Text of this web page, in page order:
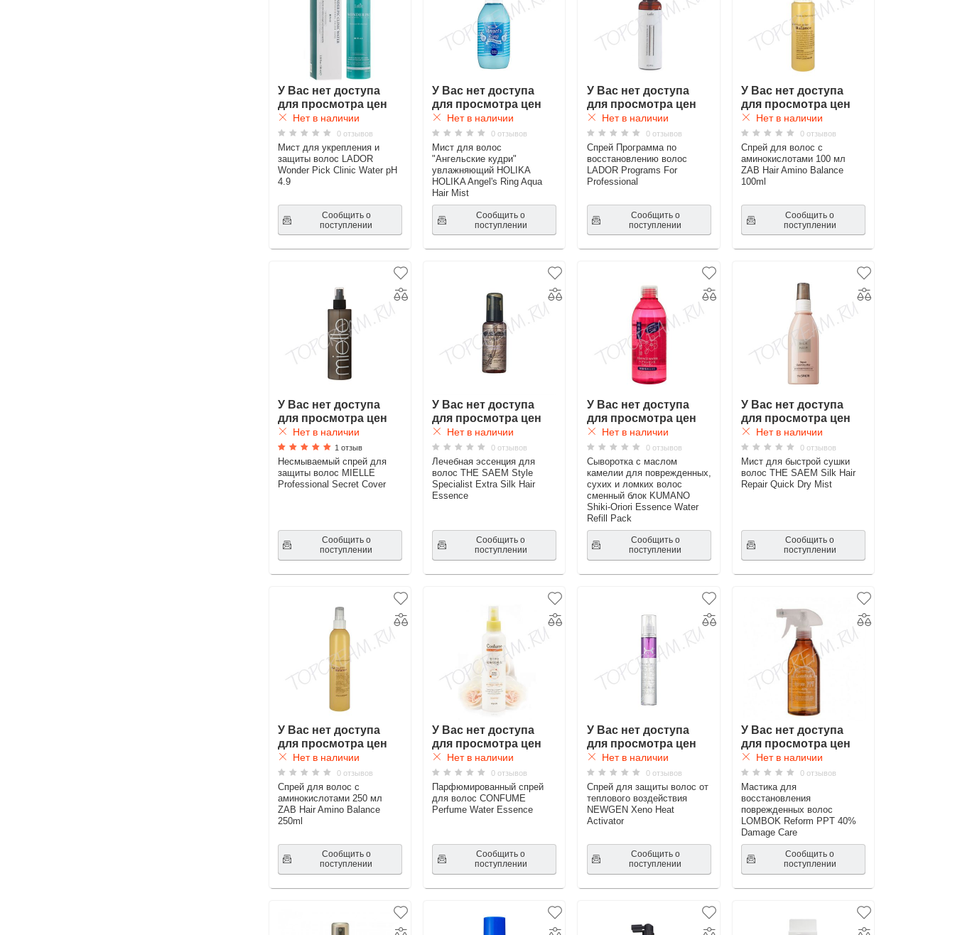
У Вас нет доступа
для просмотра цен
Нет в наличии
0 отзывов
Мист для укрепления и
защиты волос LADOR
Wonder Pick Clinic Water pH
4.9
Сообщить о
поступлении
У Вас нет доступа
для просмотра цен
Нет в наличии
0 отзывов
Мист для волос
"Ангельские кудри"
увлажняющий HOLIKA
HOLIKA Angel's Ring Aqua
Hair Mist
Сообщить о
поступлении
У Вас нет доступа
для просмотра цен
Нет в наличии
0 отзывов
Спрей Программа по
восстановлению волос
LADOR Programs For
Professional
Сообщить о
поступлении
У Вас нет доступа
для просмотра цен
Нет в наличии
0 отзывов
Спрей для волос с
аминокислотами 100 мл
ZAB Hair Amino Balance
100ml
Сообщить о
поступлении
У Вас нет доступа
для просмотра цен
Нет в наличии
1 отзыв
Несмываемый спрей для
защиты волос MIELLE
Professional Secret Cover
Сообщить о
поступлении
У Вас нет доступа
для просмотра цен
Нет в наличии
0 отзывов
Лечебная эссенция для
волос THE SAEM Style
Specialist Extra Silk Hair
Essence
Сообщить о
поступлении
У Вас нет доступа
для просмотра цен
Нет в наличии
0 отзывов
Сыворотка с маслом
камелии для поврежденных,
сухих и ломких волос
сменный блок KUMANO
Shiki-Oriori Essence Water
Refill Pack
Сообщить о
поступлении
У Вас нет доступа
для просмотра цен
Нет в наличии
0 отзывов
Мист для быстрой сушки
волос THE SAEM Silk Hair
Repair Quick Dry Mist
Сообщить о
поступлении
У Вас нет доступа
для просмотра цен
Нет в наличии
0 отзывов
Спрей для волос с
аминокислотами 250 мл
ZAB Hair Amino Balance
250ml
Сообщить о
поступлении
У Вас нет доступа
для просмотра цен
Нет в наличии
0 отзывов
Парфюмированный спрей
для волос CONFUME
Perfume Water Essence
Сообщить о
поступлении
У Вас нет доступа
для просмотра цен
Нет в наличии
0 отзывов
Спрей для защиты волос от
теплового воздействия
NEWGEN Xeno Heat
Activator
Сообщить о
поступлении
У Вас нет доступа
для просмотра цен
Нет в наличии
0 отзывов
Мастика для
восстановления
поврежденных волос
LOMBOK Reform PPT 40%
Damage Care
Сообщить о
поступлении